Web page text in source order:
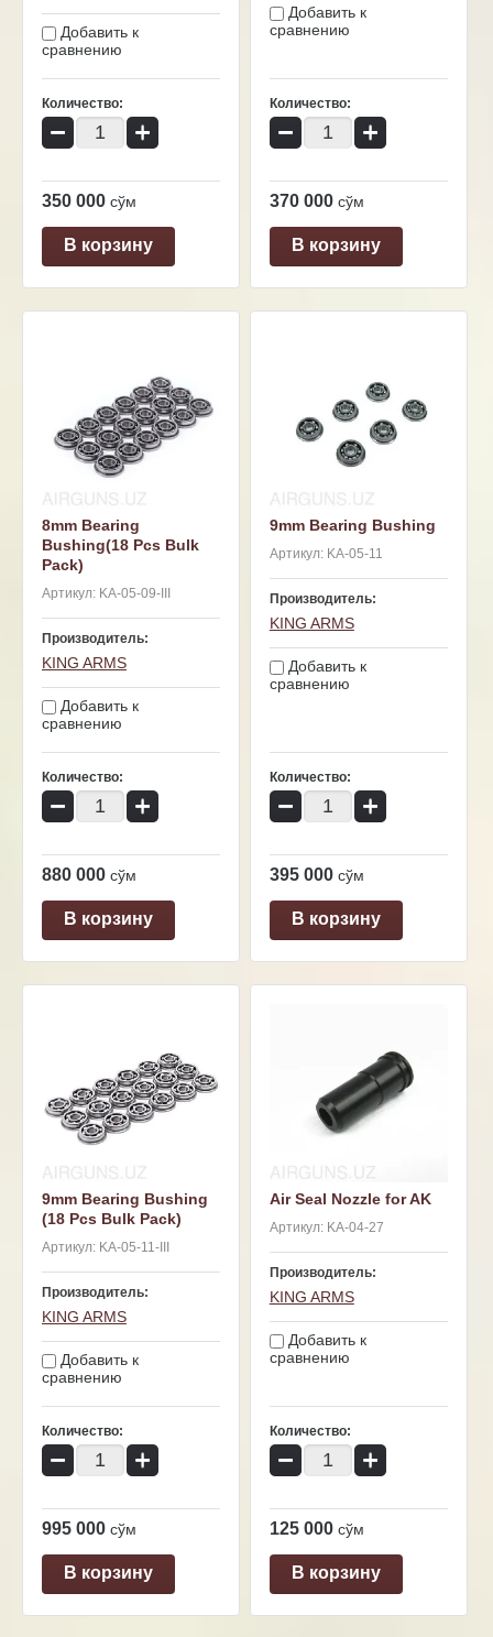
Добавить к
сравнению
Количество:
− +
350 000 сўм
В корзину
Добавить к
сравнению
Количество:
− +
370 000 сўм
В корзину
8mm Bearing
Bushing(18 Pcs Bulk
Pack)
Артикул: KA-05-09-III
Производитель:
KING ARMS
Добавить к
сравнению
Количество:
− +
880 000 сўм
В корзину
9mm Bearing Bushing
Артикул:KA-05-11
Производитель:
KING ARMS
Добавить к
сравнению
Количество:
− +
395 000 сўм
В корзину
9mm Bearing Bushing
(18 Pcs Bulk Pack)
Артикул: KA-05-11-III
Производитель:
KING ARMS
Добавить к
сравнению
Количество:
− +
995 000 сўм
В корзину
Air Seal Nozzle for AK
Артикул:KA-04-27
Производитель:
KING ARMS
Добавить к
сравнению
Количество:
− +
125 000 сўм
В корзину